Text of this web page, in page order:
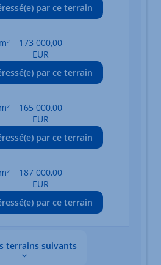
par ce terrain
173 000,00
EUR
par ce terrain
165 000,00
EUR
par ce terrain
187 000,00
EUR
par ce terrain
terrains suivants